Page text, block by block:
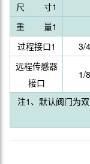
尺 寸1
重 量1
过程接口1
3/
远程传感器
接口
1/
注1、默认阀门为